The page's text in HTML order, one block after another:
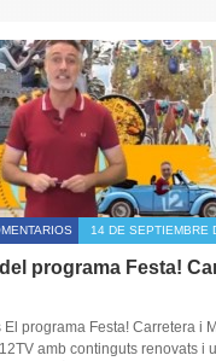
14 DE SEPTIEMBRE
programa Festa!
programa Festa! Carretera i
amb continguts renovats i